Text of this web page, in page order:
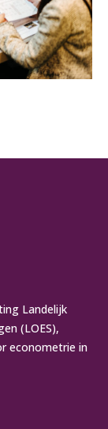
Landelijk
(LOES),
econometrie in